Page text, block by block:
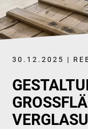
30.12.2025 |